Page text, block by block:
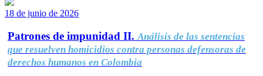
18 de junio de 2026
Patrones de impunidad II. Análisis de las sentencias
que resuelven homicidios contra personas defensoras de
derechos humanos en Colombia